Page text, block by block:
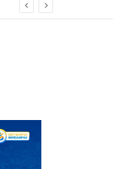
for